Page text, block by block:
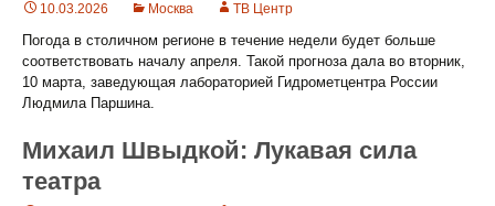
10.03.2026 Москва ТВ Центр
Погода в столичном регионе в течение недели будет больше
соответствовать началу апреля. Такой прогноза дала во вторник,
10 марта, заведующая лабораторией Гидрометцентра России
Людмила Паршина.
Михаил Швыдкой: Лукавая сила
театра